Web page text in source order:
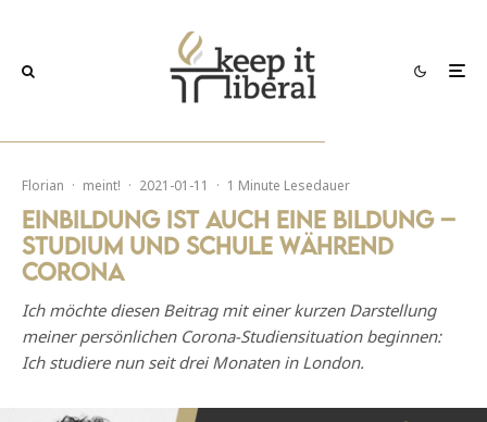
Florian · meint! · 2021-01-11 · 1 Minute Lesedauer
Einbildung ist auch eine Bildung –
Studium und Schule während
Corona
Ich möchte diesen Beitrag mit einer kurzen Darstellung
meiner persönlichen Corona-Studiensituation beginnen:
Ich studiere nun seit drei Monaten in London.